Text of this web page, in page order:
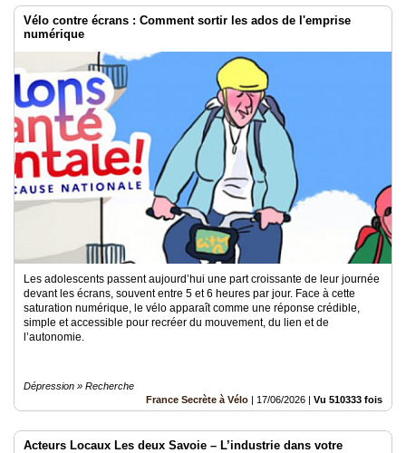
Vélo contre écrans : Comment sortir les ados de l'emprise
numérique
Les adolescents passent aujourd’hui une part croissante de leur journée
devant les écrans, souvent entre 5 et 6 heures par jour. Face à cette
saturation numérique, le vélo apparaît comme une réponse crédible,
simple et accessible pour recréer du mouvement, du lien et de
l’autonomie.
Dépression » Recherche
France Secrète à Vélo | 17/06/2026 | Vu 510333 fois
Acteurs Locaux Les deux Savoie – L’industrie dans votre